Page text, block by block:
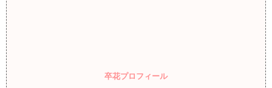
卒花プロフィール